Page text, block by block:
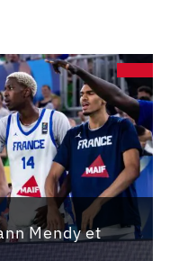
Mendy et